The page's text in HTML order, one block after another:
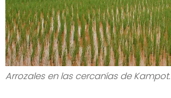
Arrozales en las cercanías de Kampot.